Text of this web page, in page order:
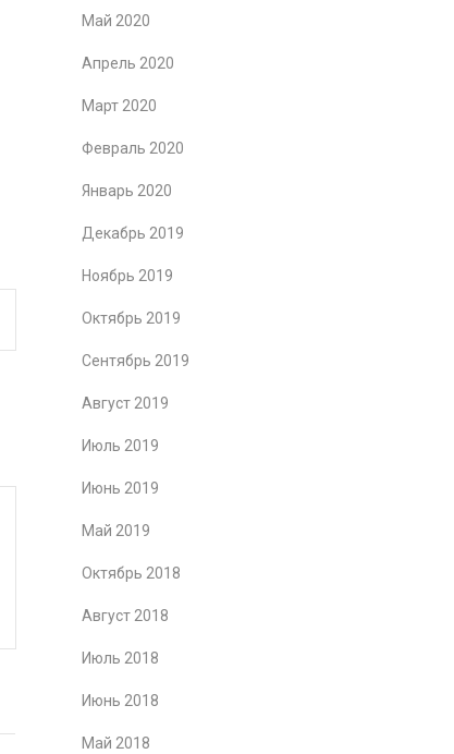
Май 2020
Апрель 2020
Март 2020
Февраль 2020
Январь 2020
Декабрь 2019
Ноябрь 2019
Октябрь 2019
Сентябрь 2019
Август 2019
Июль 2019
Июнь 2019
Май 2019
Октябрь 2018
Август 2018
Июль 2018
Июнь 2018
Май 2018